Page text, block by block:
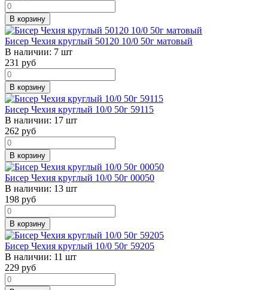
В корзину
Бисер Чехия круглый 50120 10/0 50г матовый
В наличии: 7 шт
231 руб
В корзину
Бисер Чехия круглый 10/0 50г 59115
В наличии: 17 шт
262 руб
В корзину
Бисер Чехия круглый 10/0 50г 00050
В наличии: 13 шт
198 руб
В корзину
Бисер Чехия круглый 10/0 50г 59205
В наличии: 11 шт
229 руб